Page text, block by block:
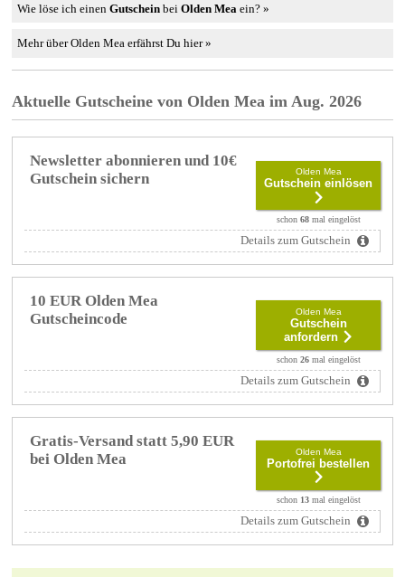
Wie löse ich einenGutschein beiOlden Mea ein? »
Mehr über Olden Mea erfährst Du hier »
Aktuelle Gutscheine von Olden Mea im Aug. 2026
Newsletter abonnieren und 10€
Gutschein sichern
Olden Mea
Gutschein einlösen
schon 68mal eingelöst
Details zum Gutschein
10 EUR Olden Mea
Gutscheincode
Olden Mea
Gutschein
anfordern
schon 26mal eingelöst
Details zum Gutschein
Gratis-Versand statt 5,90 EUR
bei Olden Mea
Olden Mea
Portofrei bestellen
schon 13mal eingelöst
Details zum Gutschein